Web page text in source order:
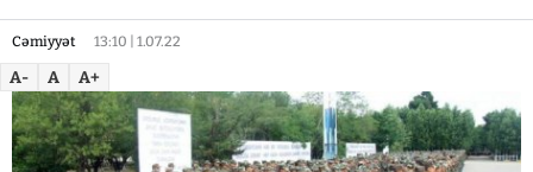
Cəmiyyət 13:10 | 1.07.22
A- A A+